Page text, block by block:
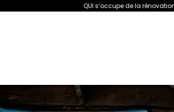
QUI s’occupe de la